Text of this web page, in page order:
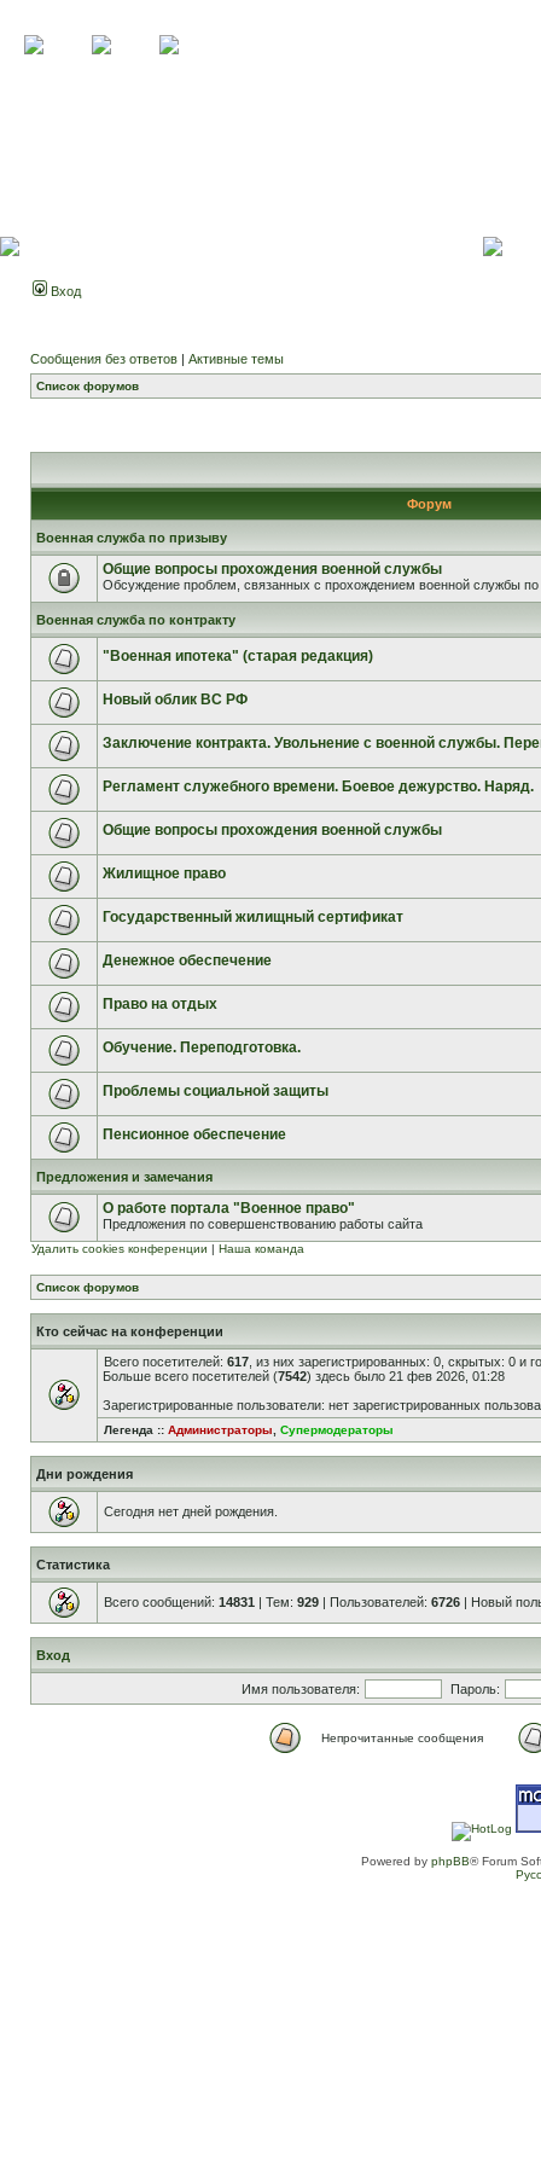
Вход
Сообщения без ответов | Активные темы
Список форумов
Форум
Военная служба по призыву
Общие вопросы прохождения военной службы
Обсуждение проблем, связанных с прохождением военной службы по
Военная служба по контракту
"Военная ипотека" (старая редакция)
Новый облик ВС РФ
Заключение контракта. Увольнение с военной службы.
Регламент служебного времени. Боевое дежурство. Наряд.
Общие вопросы прохождения военной службы
Жилищное право
Государственный жилищный сертификат
Денежное обеспечение
Право на отдых
Обучение. Переподготовка.
Проблемы социальной защиты
Пенсионное обеспечение
Предложения и замечания
О работе портала "Военное право"
Предложения по совершенствованию работы сайта
Удалить cookies конференции | Наша команда
Список форумов
Кто сейчас на конференции
Всего посетителей: 617 , из них зарегистрированных: 0, скрытых: 0 и
Больше всего посетителей (7542) здесь было 21 фев 2026, 01:28
Зарегистрированные пользователи: нет зарегистрированных
Легенда :: Администраторы Супермодераторы
Дни рождения
Сегодня нет дней рождения.
Статистика
Всего сообщений: 14831 | Тем: 929 | Пользователей: 6726 | Новый
Вход
Имя пользователя: Пароль:
Непрочитанные сообщения
Powered by phpBB® Forum